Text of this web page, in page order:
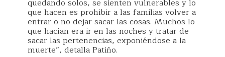
quedando solos, se sienten vulnerables y lo
que hacen es prohibir a las familias volver a
entrar o no dejar sacar las cosas. Muchos lo
que hacían era ir en las noches y tratar de
sacar las pertenencias, exponiéndose a la
muerte”, detalla Patiño.